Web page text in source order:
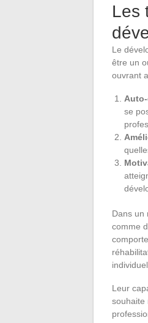
Les
Le
être un
ouvrant
se
Dans un
comme
Leur
souhaite